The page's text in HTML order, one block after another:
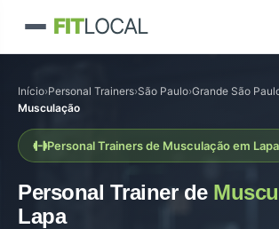
FITLOCAL
Início›Personal Trainers›São Paulo›Grande São
Musculação
Personal Trainers de Musculação em Lapa
Personal Trainer de
Lapa